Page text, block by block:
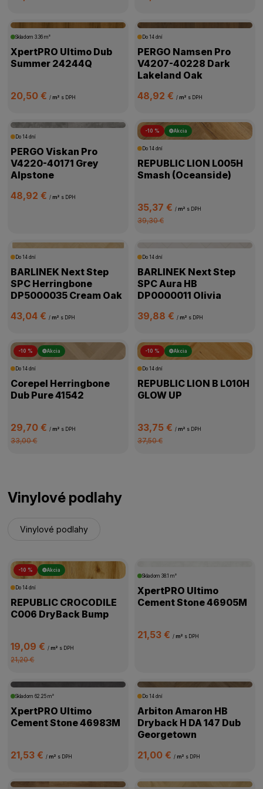
Skladom3.36 m²
XpertPRO Ultimo Dub
Summer 24244Q
20,50 €/ m² s DPH
Do 14 dní
PERGO Namsen Pro
V4207-40228 Dark
Lakeland Oak
48,92 € / m² s DPH
Do 14 dní
PERGO Viskan Pro
V4220-40171 Grey
Alpstone
48,92 €/ m² s DPH
-10 % Akcia
Do 14 dní
REPUBLIC LION L005H
Smash (Oceanside)
35,37 € / m² s DPH
39,30 €
Do 14 dní
BARLINEK Next Step
SPC Herringbone
DP5000035 Cream Oak
43,04 €/ m² s DPH
Do 14 dní
BARLINEK Next Step
SPC Aura HB
DP0000011 Olivia
39,88 € / m² s DPH
-10 % Akcia
Do 14 dní
Corepel Herringbone
Dub Pure 41542
29,70 €/ m² s DPH
33,00 €
-10 % Akcia
Do 14 dní
REPUBLIC LION B L010H
GLOW UP
33,75 € / m² s DPH
37,50 €
Vinylové podlahy
Vinylové podlahy
-10 % Akcia
Do 14 dní
REPUBLIC CROCODILE
C006 DryBack Bump
19,09 €/ m² s DPH
21,20 €
Skladom 38.1 m²
XpertPRO Ultimo
Cement Stone 46905M
21,53 € / m² s DPH
Skladom62.25 m²
XpertPRO Ultimo
Cement Stone 46983M
21,53 €/ m² s DPH
Do 14 dní
Arbiton Amaron HB
Dryback H DA 147 Dub
Georgetown
21,00 € / m² s DPH